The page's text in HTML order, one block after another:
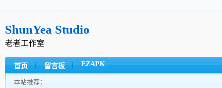
ShunYea Studio
老者工作室
首页 留言板 EZAPK
本站推荐：